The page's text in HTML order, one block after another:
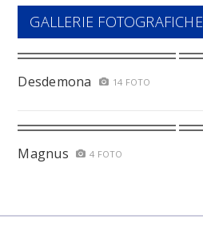
GALLERIE FOTOGRAFICHE
Desdemona 14 FOTO
Magnus 4 FOTO